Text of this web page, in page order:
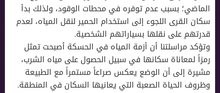
الماضي؛ بسبب عدم توفره في محطات الوقود، ولذلك بدأ
سكان القرى اللجوء إلى استخدام الحمير لنقل المياه، لعدم
قدرتهم على نقلها بسياراتهم الشخصية.
وتؤكد مراسلتنا أن أزمة المياه في الحسكة أصبحت تمثل
رمزاً لمعاناة سكانها في سبيل الحصول على مياه الشرب،
مشيرة إلى أن الوضع يعكس صراعاً مستمراً مع الطبيعة
وظروف الحياة الصعبة التي يعانيها السكان في المنطقة.